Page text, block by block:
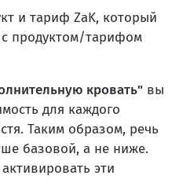
и тариф ZaK, который
с продуктом/тарифом
кровать"вы
для каждого
Таким образом, речь
базовой, а не ниже.
эти